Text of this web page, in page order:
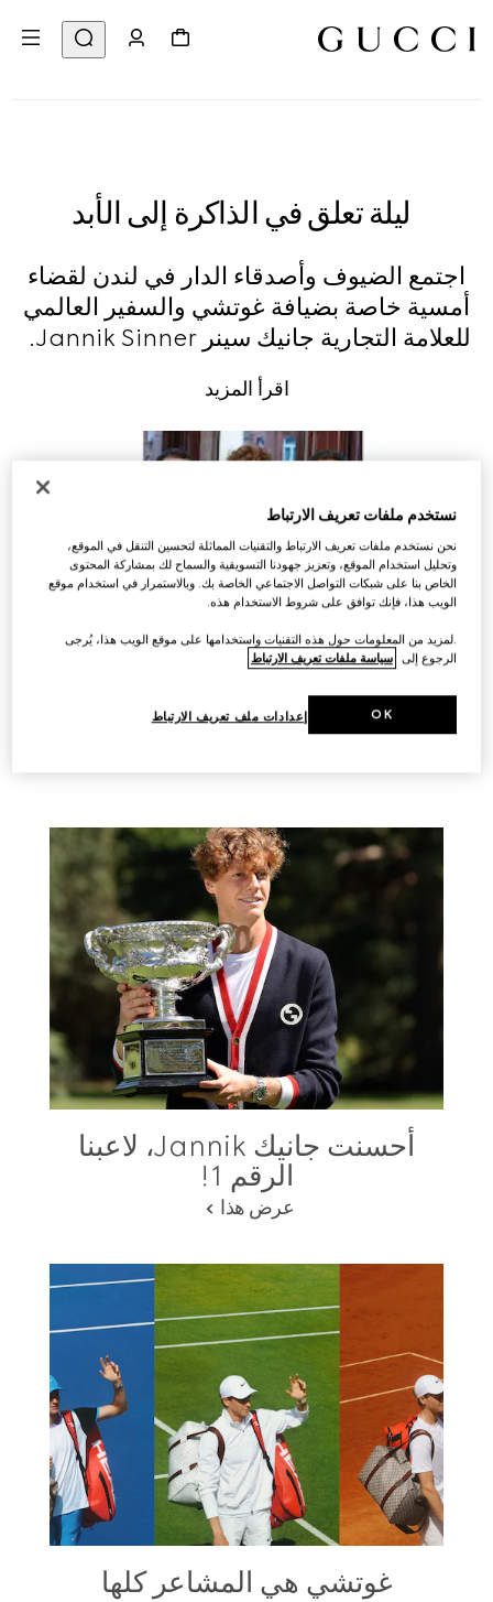
ليلة تعلق في الذاكرة إلى الأبد
اجتمع الضيوف وأصدقاء الدار في لندن لقضاء
أمسية خاصة بضيافة غوتشي والسفير العالمي
للعلامة التجارية جانيك سينر Jannik Sinner.
اقرأ المزيد
شاهد ضيوف الافتتاح
قصص ذات الصلة
أحسنت جانيك Jannik، لاعبنا
الرقم 1!
عرض هذا
غوتشي هي المشاعر كلها
نستخدم ملفات تعريف الارتباط
نحن نستخدم ملفات تعريف الارتباط والتقنيات المماثلة لتحسين التنقل في الموقع،
وتحليل استخدام الموقع، وتعزيز جهودنا التسويقية والسماح لك بمشاركة المحتوى
الخاص بنا على شبكات التواصل الاجتماعي الخاصة بك. وبالاستمرار في استخدام موقع
الويب هذا، فإنك توافق على شروط الاستخدام هذه.
.لمزيد من المعلومات حول هذه التقنيات واستخدامها على موقع الويب هذا، يُرجى
الرجوع إلى سياسة ملفات تعريف الارتباط
إعدادات ملف تعريف الارتباط OK